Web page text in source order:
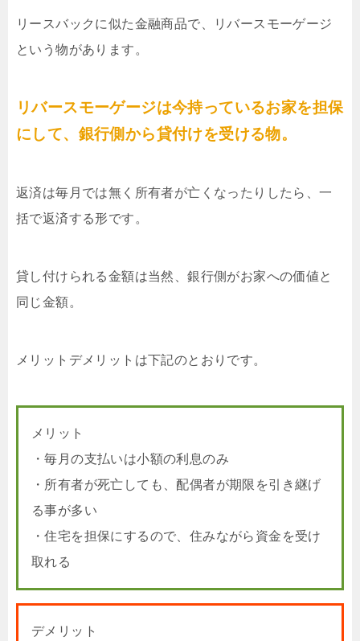
リースバックに似た金融商品で、リバースモーゲージ
という物があります。
リバースモーゲージは今持っているお家を担保
にして、銀行側から貸付けを受ける物。
返済は毎月では無く所有者が亡くなったりしたら、一
括で返済する形です。
貸し付けられる金額は当然、銀行側がお家への価値と
同じ金額。
メリットデメリットは下記のとおりです。
メリット
・毎月の支払いは小額の利息のみ
・所有者が死亡しても、配偶者が期限を引き継げ
る事が多い
・住宅を担保にするので、住みながら資金を受け
取れる
デメリット